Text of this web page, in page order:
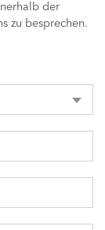
der
zu besprechen.